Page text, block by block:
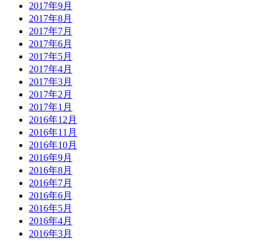
2017年9月
2017年8月
2017年7月
2017年6月
2017年5月
2017年4月
2017年3月
2017年2月
2017年1月
2016年12月
2016年11月
2016年10月
2016年9月
2016年8月
2016年7月
2016年6月
2016年5月
2016年4月
2016年3月